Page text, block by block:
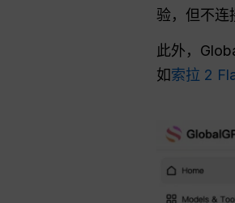
验，但不连
此外，
如索拉 2